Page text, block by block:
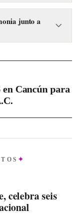
fue la causa
junto a
representaciones.
Cancún para
celebra seis